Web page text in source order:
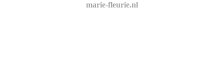
marie-fleurie.nl